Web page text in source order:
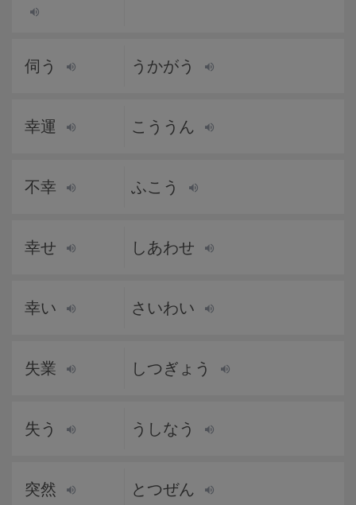
伺う うかがう
幸運 こううん
不幸 ふこう
幸せ しあわせ
幸い さいわい
失業 しつぎょう
失う うしなう
突然 とつぜん